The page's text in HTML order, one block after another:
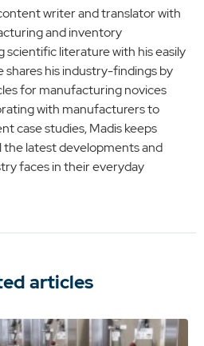
writer and translator with
and inventory
literature with his easily
shares his industry-findings by
for manufacturing novices
with manufacturers to
case studies, Madis keeps
the latest developments and
faces in their everyday
articles